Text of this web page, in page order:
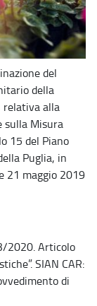
del
della
relativa alla
sulla Misura
15 del Piano
Puglia, in
21 maggio 2019
2020. Articolo
SIAN CAR:
di